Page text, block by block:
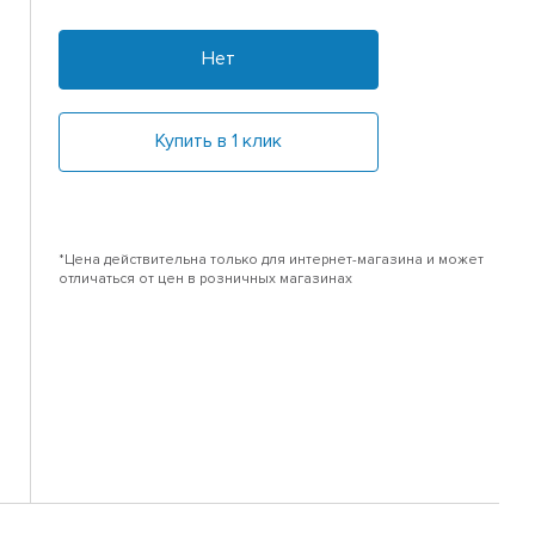
Нет
Купить в 1 клик
*Цена действительна только для интернет-магазина и может
отличаться от цен в розничных магазинах